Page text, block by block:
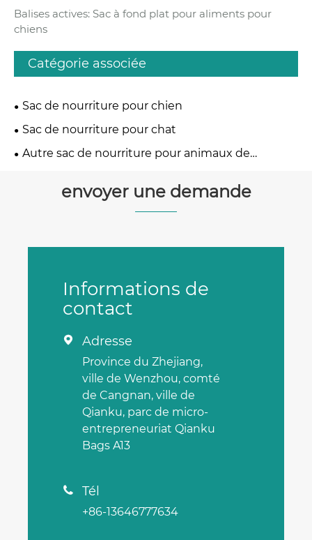
Balises actives: Sac à fond plat pour aliments pour
chiens
Catégorie associée
Sac de nourriture pour chien
Sac de nourriture pour chat
Autre sac de nourriture pour animaux de
envoyer une demande
Informations de
contact
 Adresse
Province du Zhejiang,
ville de Wenzhou, comté
de Cangnan, ville de
Qianku, parc de micro-
entrepreneuriat Qianku
Bags A13
 Tél
+86-13646777634